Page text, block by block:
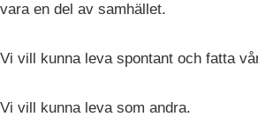
vara en del av samhället.
Vi vill kunna leva spontant och fatta
Vi vill kunna leva som andra.